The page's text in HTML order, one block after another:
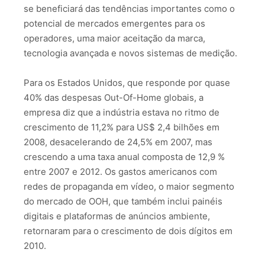
se beneficiará das tendências importantes como o
potencial de mercados emergentes para os
operadores, uma maior aceitação da marca,
tecnologia avançada e novos sistemas de medição.
Para os Estados Unidos, que responde por quase
40% das despesas Out-Of-Home globais, a
empresa diz que a indústria estava no ritmo de
crescimento de 11,2% para US$ 2,4 bilhões em
2008, desacelerando de 24,5% em 2007, mas
crescendo a uma taxa anual composta de 12,9 %
entre 2007 e 2012. Os gastos americanos com
redes de propaganda em vídeo, o maior segmento
do mercado de OOH, que também inclui painéis
digitais e plataformas de anúncios ambiente,
retornaram para o crescimento de dois dígitos em
2010.